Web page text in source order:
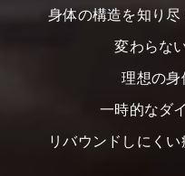
身体の構造を知り尽
変わらな
理想の身
一時的なダ
リバウンドしにくい